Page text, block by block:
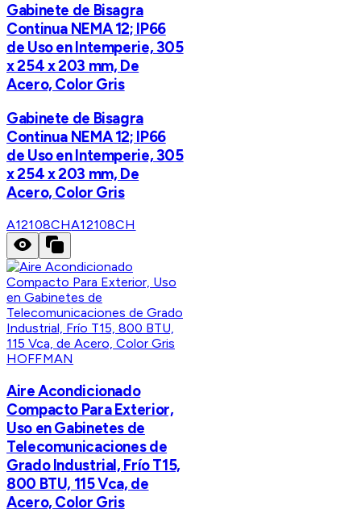
Gabinete de Bisagra
Continua NEMA 12; IP66
de Uso en Intemperie, 305
x 254 x 203 mm, De
Acero, Color Gris
Gabinete de Bisagra
Continua NEMA 12; IP66
de Uso en Intemperie, 305
x 254 x 203 mm, De
Acero, Color Gris
A12108CHA12108CH
HOFFMAN
Aire Acondicionado
Compacto Para Exterior,
Uso en Gabinetes de
Telecomunicaciones de
Grado Industrial, Frío T15,
800 BTU, 115 Vca, de
Acero, Color Gris